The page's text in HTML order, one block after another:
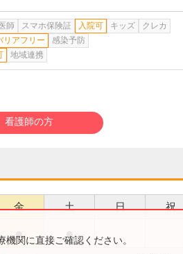
師 スマホ保険証 入院可 キッズ
クレカ
リアフリー
感染予防
地域連携
看護師の方
金 土 日 祝
● ●
関に直接ご確認ください。